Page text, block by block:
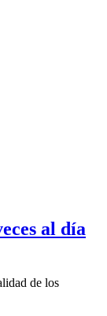
al día
de los